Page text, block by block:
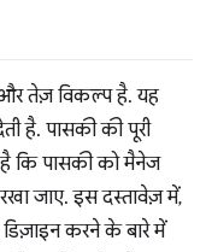
और तेज़ विकल्प है. यह
है. पासकी की पूरी
कि पासकी को मैनेज
जाए. इस दस्तावेज़ में,
करने के बारे में